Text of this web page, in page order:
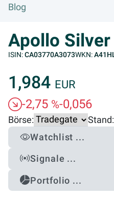
Blog
Apollo Silver
ISIN:CA03770A3073WKN:
1,984 EUR
-2,75 %-0,056
Börse: Stand:
Watchlist ...
Signale ...
Portfolio ...